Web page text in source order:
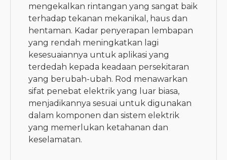
mengekalkan rintangan yang sangat baik
terhadap tekanan mekanikal, haus dan
hentaman. Kadar penyerapan lembapan
yang rendah meningkatkan lagi
kesesuaiannya untuk aplikasi yang
terdedah kepada keadaan persekitaran
yang berubah-ubah. Rod menawarkan
sifat penebat elektrik yang luar biasa,
menjadikannya sesuai untuk digunakan
dalam komponen dan sistem elektrik
yang memerlukan ketahanan dan
keselamatan.